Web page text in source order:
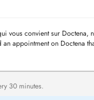
vous convient sur Doctena,
appointment on Doctena
30 minutes.